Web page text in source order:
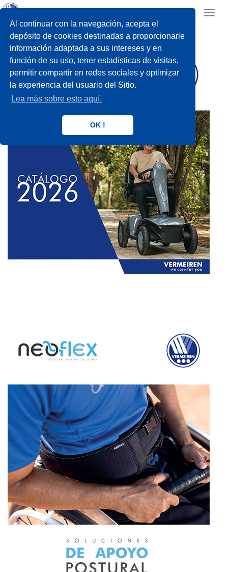
Al continuar con la navegación, acepta el
depósito de cookies destinadas a proporcionarle
información adaptada a sus intereses y en
función de su uso, tener estadísticas de visitas,
permitir compartir en redes sociales y optimizar
la experiencia del usuario del Sitio.
Lea más sobre esto aquí.
OK !